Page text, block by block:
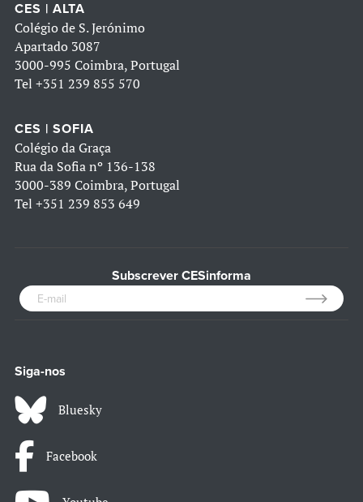
CES | ALTA
Colégio de S. Jerónimo
Apartado 3087
3000-995 Coimbra, Portugal
Tel +351 239 855 570
CES | SOFIA
Colégio da Graça
Rua da Sofia nº 136-138
3000-389 Coimbra, Portugal
Tel +351 239 853 649
Subscrever CESinforma
Siga-nos
Bluesky
Facebook